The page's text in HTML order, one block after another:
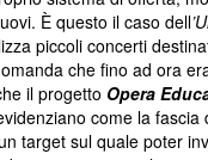
È questo il caso dell
piccoli concerti
che fino ad ora
il progetto Opera
come la
target sul quale poter